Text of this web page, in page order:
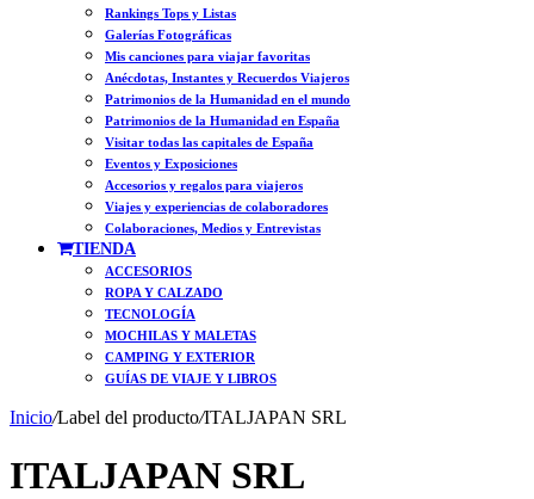
Rankings Tops y Listas
Galerías Fotográficas
Mis canciones para viajar favoritas
Anécdotas, Instantes y Recuerdos Viajeros
Patrimonios de la Humanidad en el mundo
Patrimonios de la Humanidad en España
Visitar todas las capitales de España
Eventos y Exposiciones
Accesorios y regalos para viajeros
Viajes y experiencias de colaboradores
Colaboraciones, Medios y Entrevistas
TIENDA
ACCESORIOS
ROPA Y CALZADO
TECNOLOGÍA
MOCHILAS Y MALETAS
CAMPING Y EXTERIOR
GUÍAS DE VIAJE Y LIBROS
Inicio/Label del producto/ITALJAPAN SRL
ITALJAPAN SRL